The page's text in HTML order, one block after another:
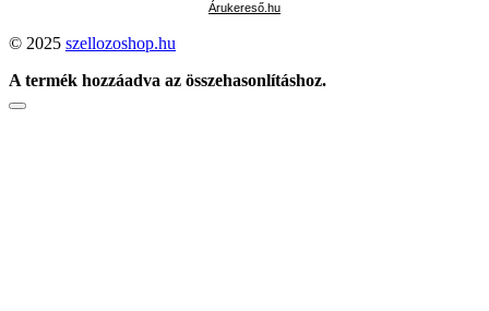
Árukereső.hu
© 2025 szellozoshop.hu
A termék hozzáadva az összehasonlításhoz.